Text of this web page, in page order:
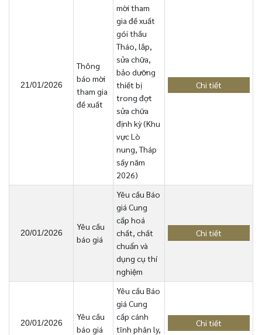
21/01/2026
Thông
báo mời
tham gia
đề xuất
mời tham
gia đề xuất
gói thầu
Tháo, lắp,
sửa chữa,
bảo dưỡng
thiết bị
trong đợt
sửa chữa
định kỳ (Khu
vực Lò
nung, Tháp
sấy năm
2026)
Chi tiết
20/01/2026
Yêu cầu
báo giá
Yêu cầu Báo
giá Cung
cấp hoá
chất, chất
chuẩn và
dụng cụ thí
nghiệm
Chi tiết
20/01/2026
Yêu cầu
báo giá
Yêu cầu Báo
giá Cung
cấp cánh
tĩnh phân ly,
Chi tiết